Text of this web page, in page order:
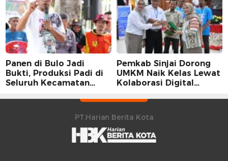
Panen di Bulo Jadi
Bukti, Produksi Padi di
Seluruh Kecamatan
Peningkatan
Pemkab Sinjai Dorong
UMKM Naik Kelas Lewat
Kolaborasi Digital
PT.Harian Berita Kota